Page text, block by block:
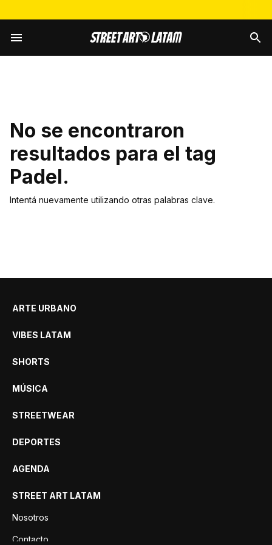
No se encontraron
resultados para el tag
Padel.
Intentá nuevamente utilizando otras palabras clave.
ARTE URBANO
VIBES LATAM
SHORTS
MÚSICA
STREETWEAR
DEPORTES
AGENDA
STREET ART LATAM
Nosotros
Contacto